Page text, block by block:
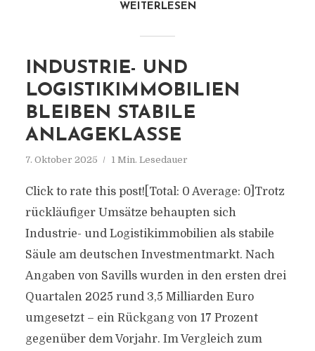
WEITERLESEN
INDUSTRIE- UND
LOGISTIKIMMOBILIEN
BLEIBEN STABILE
ANLAGEKLASSE
7. Oktober 2025 1 Min. Lesedauer
Click to rate this post![Total: 0 Average: 0]Trotz
rückläufiger Umsätze behaupten sich
Industrie- und Logistikimmobilien als stabile
Säule am deutschen Investmentmarkt. Nach
Angaben von Savills wurden in den ersten drei
Quartalen 2025 rund 3,5 Milliarden Euro
umgesetzt – ein Rückgang von 17 Prozent
gegenüber dem Vorjahr. Im Vergleich zum